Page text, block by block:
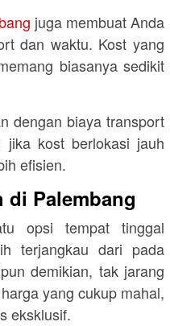
juga membuat Anda
dan waktu. Kost yang
biasanya sedikit
dengan biaya transport
jika kost berlokasi jauh
efisien.
di Palembang
opsi tempat tinggal
terjangkau dari pada
demikian, tak jarang
yang cukup mahal,
eksklusif.